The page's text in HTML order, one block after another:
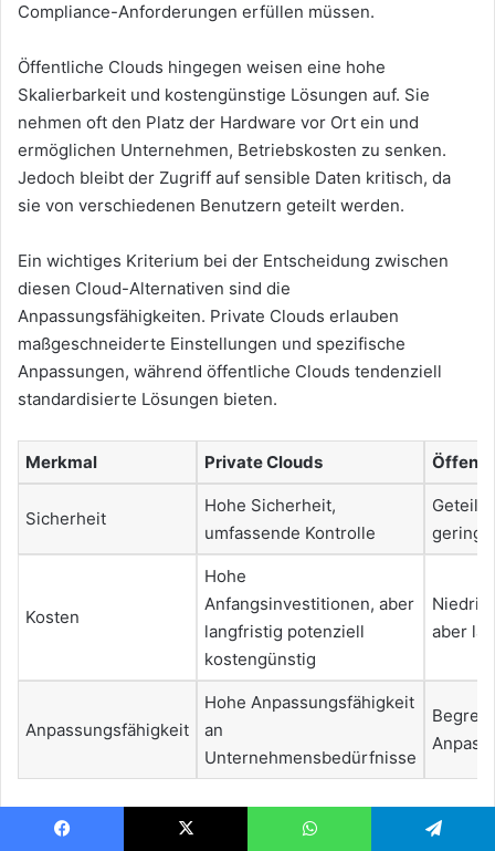
Compliance-Anforderungen erfüllen müssen.
Öffentliche Clouds hingegen weisen eine hohe
Skalierbarkeit und kostengünstige Lösungen auf. Sie
nehmen oft den Platz der Hardware vor Ort ein und
ermöglichen Unternehmen, Betriebskosten zu senken.
Jedoch bleibt der Zugriff auf sensible Daten kritisch, da
sie von verschiedenen Benutzern geteilt werden.
Ein wichtiges Kriterium bei der Entscheidung zwischen
diesen Cloud-Alternativen sind die
Anpassungsfähigkeiten. Private Clouds erlauben
maßgeschneiderte Einstellungen und spezifische
Anpassungen, während öffentliche Clouds tendenziell
standardisierte Lösungen bieten.
Merkmal Private Clouds
Sicherheit
Hohe Sicherheit,
umfassende Kontrolle
Kosten
Hohe
Anfangsinvestitionen, aber
langfristig potenziell
kostengünstig
aber
Anpassungsfähigkeit
Hohe Anpassungsfähigkeit
an
Unternehmensbedürfnisse
Die Wahl zwischen privaten und öffentlichen Clouds hängt